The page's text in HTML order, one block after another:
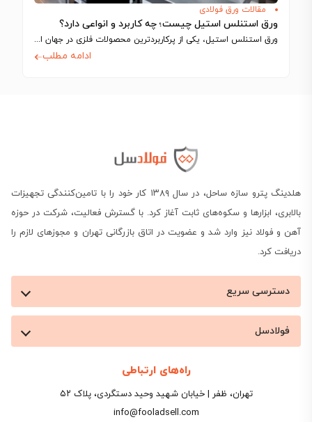
مقالات ورق فولادی
ورق استنلس استیل چیست؛ چه کاربرد و انواعی دارد؟
ورق استنلس استیل، یکی از پرکاربردترین محصولات فلزی در جهان است که به دلیل…
ادامه مطلب
هلدینگ پترو سازه ساحل، در سال ۱۳۸۹ کار خود را با تامین‌کنندگی تجهیزات
بالابری، ابزارها و سکوه‌های ثابت آغاز کرد. با گسترش فعالیت، شرکت در حوزه
آهن و فولاد نیز وارد شد و عضویت در اتاق بازرگانی تهران و مجوزهای لازم را
دریافت کرد.
دسترسی سریع
فولادسل
راه‌های ارتباطی
تهران، ظفر | خیابان شهید وحید دستگردی، پلاک ۵۲
info@fooladsell.com